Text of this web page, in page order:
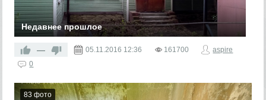
Недавнее прошлое
— 05.11.2016 12:36 161700
aspire
0
83 фото